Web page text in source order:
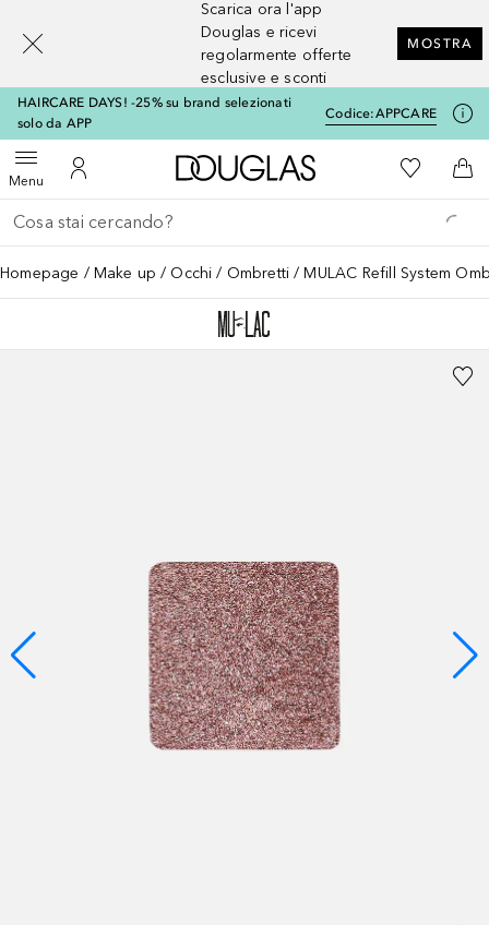
Scarica ora l'app
Douglas e ricevi
regolarmente offerte
esclusive e sconti
MOSTRA
HAIRCARE DAYS! -25% su brand selezionati
solo da APP
Codice:APPCARE
MenuApri menuAl Mio Account
A Douglas HomeAlla Mia
Al
Torna indietro
Esegui ricerca
Homepage Make up Occhi Ombretti MULAC Refill System
[navigation.slideout.screenreader]